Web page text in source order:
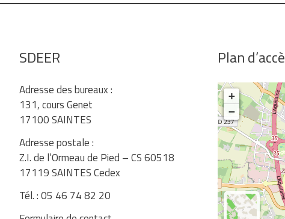
SDEER
Adresse des bureaux :
131, cours Genet
17100 SAINTES
Adresse postale :
Z.I. de l’Ormeau de Pied – CS 60518
17119 SAINTES Cedex
Tél. : 05 46 74 82 20
Plan
+
−